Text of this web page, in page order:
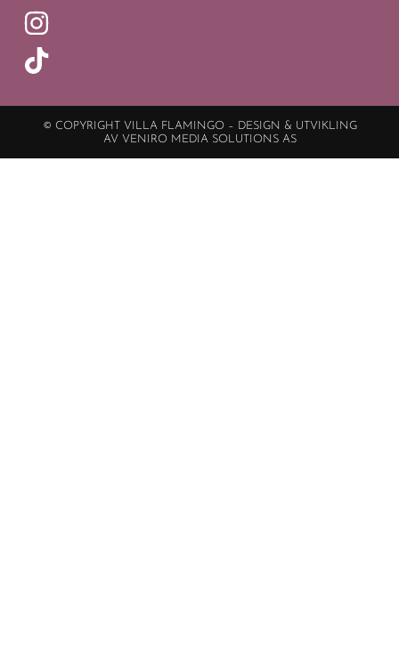
© COPYRIGHT VILLA FLAMINGO – DESIGN & UTVIKLING
AV VENIRO MEDIA SOLUTIONS AS